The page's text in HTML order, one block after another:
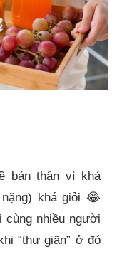
bản thân vì khả
khá giỏi 😂
cùng nhiều người
“thư giãn” ở đó